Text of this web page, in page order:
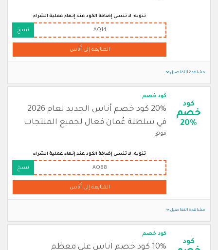
تنويه: لا تنسى إضافة الكود عند إنهاء عملية الشراء
AQ14 نسخ
المتابعة إلى أُناس
مشاهدة التفاصيل
كود
خصم
20%
كود خصم
20% كود خصم أناس الجديد لعام 2026
في سلطنة عُمان فعال لجميع المنتجات
موثق
تنويه: لا تنسى إضافة الكود عند إنهاء عملية الشراء
AQ88 نسخ
المتابعة إلى أُناس
مشاهدة التفاصيل
كود
كود خصم
10% كود خصم اناس على معظم